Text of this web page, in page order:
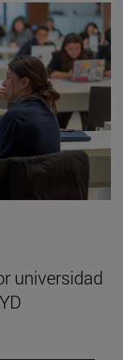
universidad